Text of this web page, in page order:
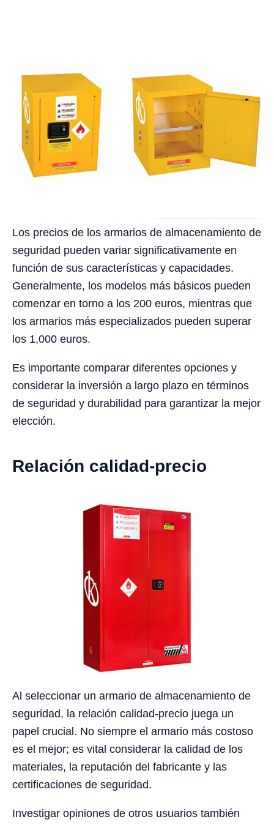
Los precios de los armarios de almacenamiento de
seguridad pueden variar significativamente en
función de sus características y capacidades.
Generalmente, los modelos más básicos pueden
comenzar en torno a los 200 euros, mientras que
los armarios más especializados pueden superar
los 1,000 euros.
Es importante comparar diferentes opciones y
considerar la inversión a largo plazo en términos
de seguridad y durabilidad para garantizar la mejor
elección.
Relación calidad-precio
Al seleccionar un armario de almacenamiento de
seguridad, la relación calidad-precio juega un
papel crucial. No siempre el armario más costoso
es el mejor; es vital considerar la calidad de los
materiales, la reputación del fabricante y las
certificaciones de seguridad.
Investigar opiniones de otros usuarios también